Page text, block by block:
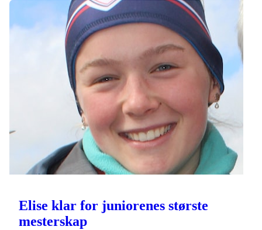
Elise klar for juniorenes største
mesterskap